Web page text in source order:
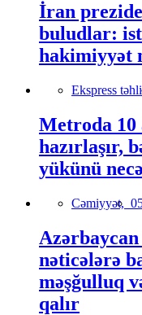
İran
buludlar:
hakimiyyət
Ekspress
Metroda 10
hazırlaşır,
yükünü
Cəmiyyət,
nəticələrə
məşğulluq
qalır